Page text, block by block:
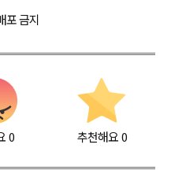
포 금지
0 추천해요 0